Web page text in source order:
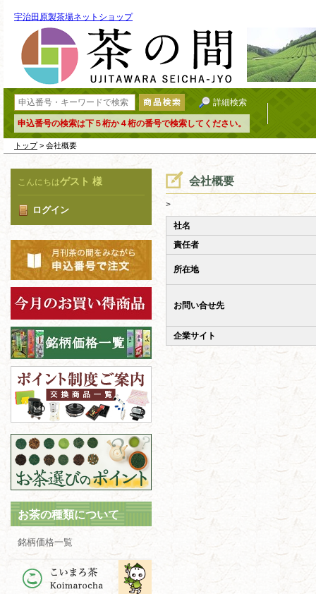
宇治田原製茶場ネットショップ
詳細検索
申込番号の検索は下５桁か４桁の番号で検索してください。
トップ> 会社概要
こんにちはゲスト 様
ログイン
お茶の種類について
銘柄価格一覧
会社概要
>
社名
責任者
所在地
お問い合せ先
企業サイト